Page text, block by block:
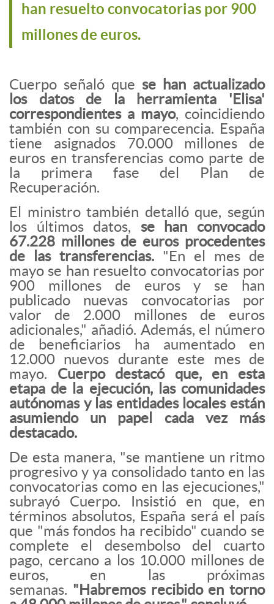
han resuelto convocatorias por 900
millones de euros.
Cuerpo señaló que se han actualizado
los datos de la herramienta 'Elisa'
correspondientes a mayo, coincidiendo
también con su comparecencia. España
tiene asignados 70.000 millones de
euros en transferencias como parte de
la primera fase del Plan de
Recuperación.
El ministro también detalló que, según
los últimos datos, se han convocado
67.228 millones de euros procedentes
de las transferencias. "En el mes de
mayo se han resuelto convocatorias por
900 millones de euros y se han
publicado nuevas convocatorias por
valor de 2.000 millones de euros
adicionales," añadió. Además, el número
de beneficiarios ha aumentado en
12.000 nuevos durante este mes de
mayo. Cuerpo destacó que, en esta
etapa de la ejecución, las comunidades
autónomas y las entidades locales están
asumiendo un papel cada vez más
destacado.
De esta manera, "se mantiene un ritmo
progresivo y ya consolidado tanto en las
convocatorias como en las ejecuciones,"
subrayó Cuerpo. Insistió en que, en
términos absolutos, España será el país
que "más fondos ha recibido" cuando se
complete el desembolso del cuarto
pago, cercano a los 10.000 millones de
euros, en las próximas
semanas. "Habremos recibido en torno